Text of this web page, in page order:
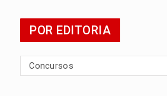
POR EDITORIA